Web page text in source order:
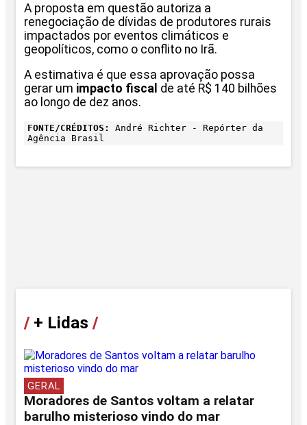
A proposta em questão autoriza a
renegociação de dívidas de produtores rurais
impactados por eventos climáticos e
geopolíticos, como o conflito no Irã.
A estimativa é que essa aprovação possa
gerar um impacto fiscal de até R$ 140 bilhões
ao longo de dez anos.
FONTE/CRÉDITOS:
André Richter - Repórter da
Agência Brasil
/+ Lidas /
GERAL
Moradores de Santos voltam a relatar
barulho misterioso vindo do mar